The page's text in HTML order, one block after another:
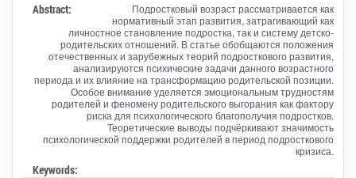
Abstract:
Подростковый возраст рассматривается как
нормативный этап развития, затрагивающий как
личностное становление подростка, так и систему детско-
родительских отношений. В статье обобщаются положения
отечественных и зарубежных теорий подросткового развития,
анализируются психические задачи данного возрастного
периода и их влияние на трансформацию родительской позиции.
Особое внимание уделяется эмоциональным трудностям
родителей и феномену родительского выгорания как фактору
риска для психологического благополучия подростков.
Теоретические выводы подчёркивают значимость
психологической поддержки родителей в период подросткового
кризиса.
Keywords: